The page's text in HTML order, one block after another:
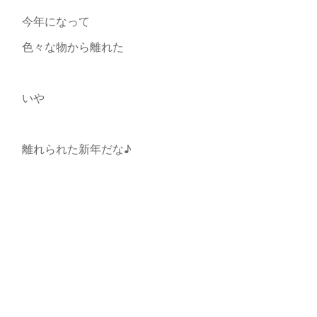
今年になって
色々な物から離れた
いや
離れられた新年だな♪